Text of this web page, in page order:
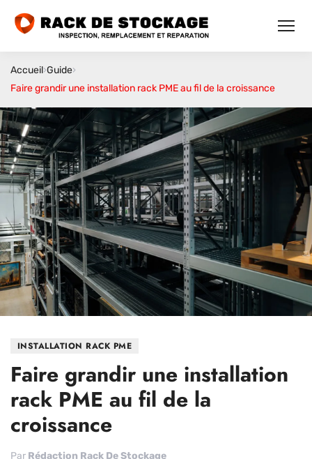
Accueil›Guide›
Faire grandir une installation rack PME au fil de la croissance
INSTALLATION RACK PME
Faire grandir une installation
rack PME au fil de la
croissance
Par Rédaction Rack De Stockage